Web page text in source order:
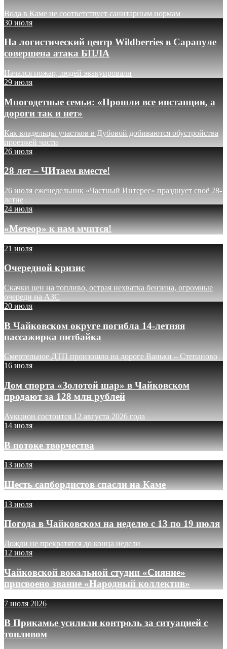
Вода в Каме не соответствует санитарным нормам
30 июля
На логистический центр Wildberries в Сарапуле
совершена атака БПЛА
Начался пожар, людей эвакуировали
29 июля
Многодетные семьи: «Прошли все инстанции, а
дороги так и нет»
Как владельцы участков в Дубовой добиваются обустройства
проезжей части
26 июля
28 лет – ЧИтаем вместе!
26 июля еженедельник «Частный Интерес» празднует своё 28-
летие
24 июля
«Метеор» к нам мчится!
21 июля
Очередной кризис
Скачки цен на топливо, острая нехватка бензина, огромные
очереди на АЗС
20 июля
В Чайковском округе погибла 14-летняя
пассажирка питбайка
Смертельное ДТП произошло на дороге Ваньки – Степаново
16 июля
Дом спорта «Золотой шар» в Чайковском
продают за 128 млн рублей
Аукцион состоится 12 августа 2026 года
14 июля
В потоке творчества
13 июля
Шесть сапбордистов спасли на Каме
13 июля
Погода в Чайковском на неделю с 13 по 19 июля
Дожди не прекратятся до конца недели
12 июля
Чайковской вокальной студии «Сияние»
присвоено звание «Народный коллектив»
7 июля 2026
В Прикамье усилили контроль за ситуацией с
топливом